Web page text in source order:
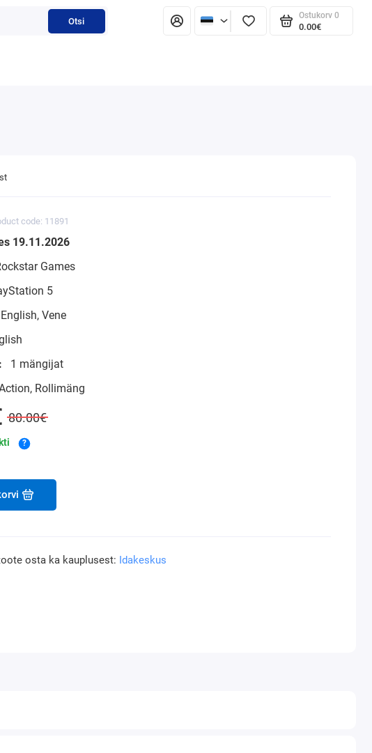
Otsi
Ostukorv 0
0.00€
code: 11891
19.11.2026
Games
5
English, Vene
1 mängijat
Rollimäng
80.00€
?
osta ka kauplusest: Idakeskus